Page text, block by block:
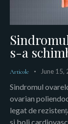
s-a
Articole June 15,
Sindromul
ovarian
legat de
si boli